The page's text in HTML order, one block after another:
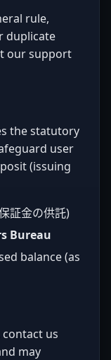
rule,
duplicate
our support
the statutory
user
(issuing
証金の供託)
Bureau
balance (as
us
may